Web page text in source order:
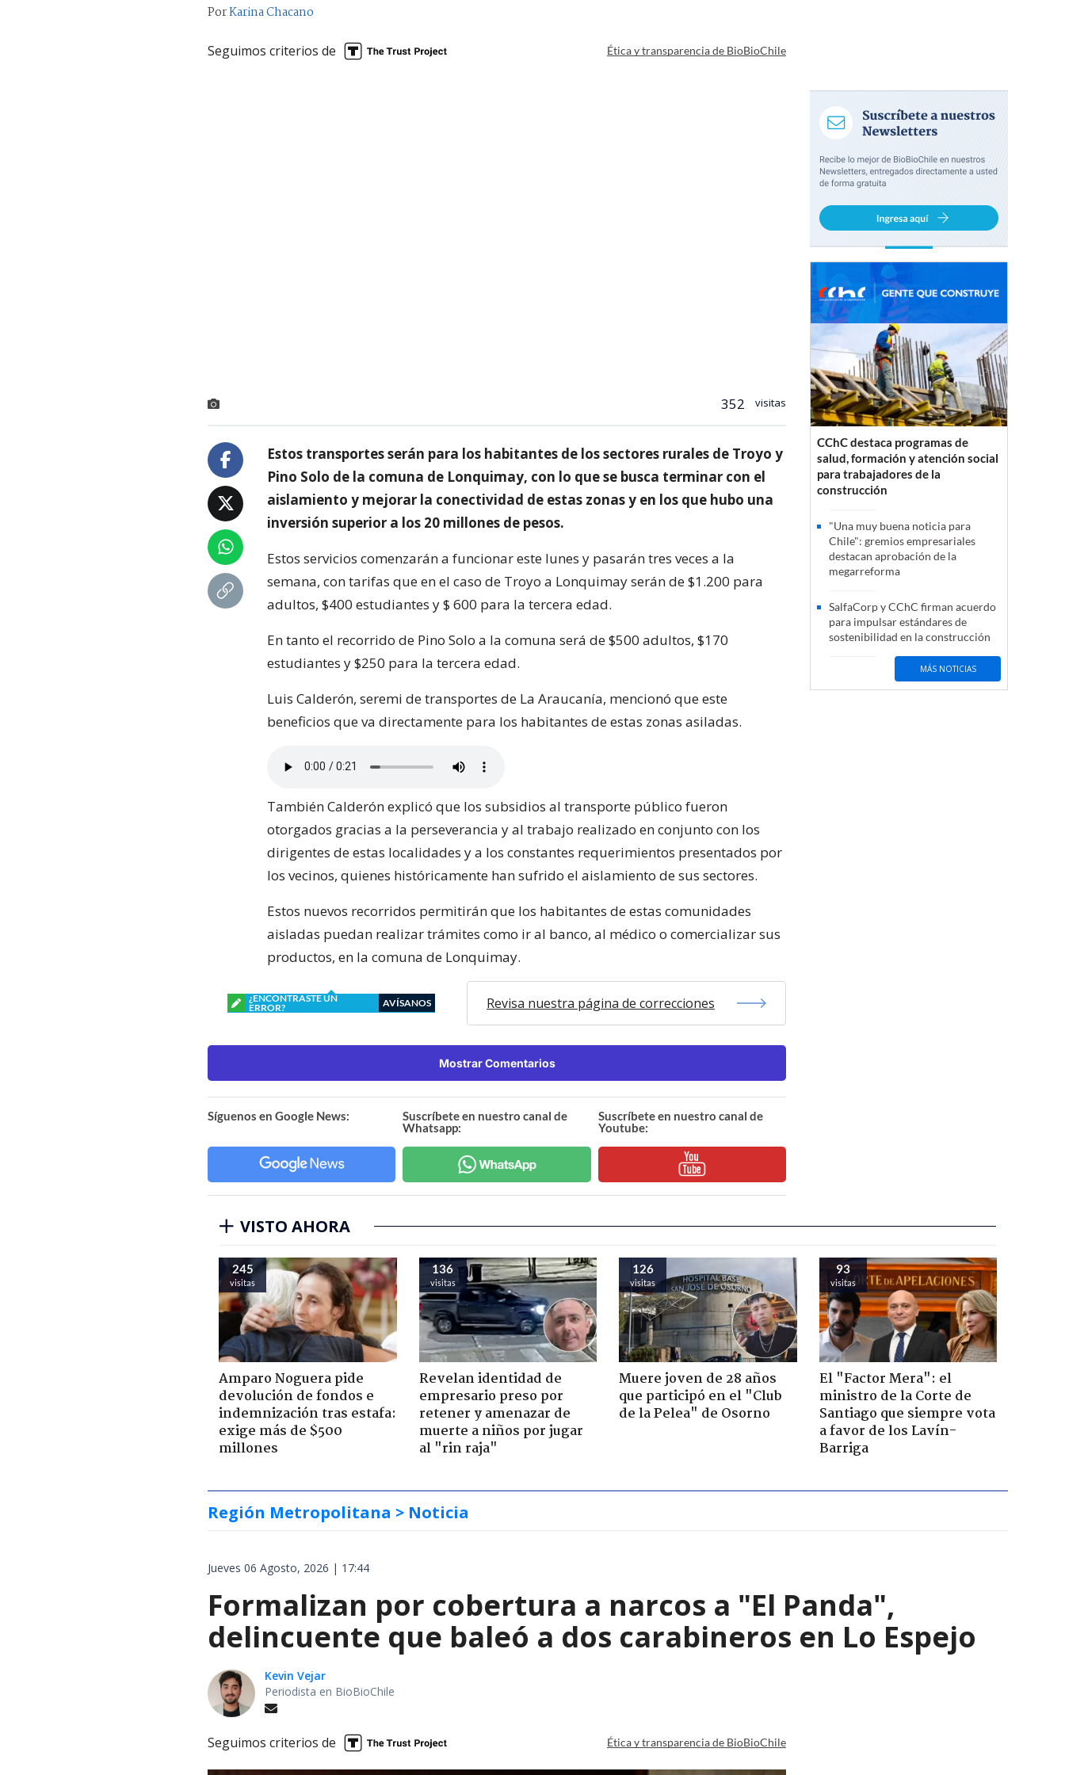
PorKarina Chacano
Seguimos criterios de Ética y transparencia de BioBioChile
352 visitas
Estos transportes serán para los habitantes de los sectores rurales de Troyo y
Pino Solo de la comuna de Lonquimay, con lo que se busca terminar con el
aislamiento y mejorar la conectividad de estas zonas y en los que hubo una
inversión superior a los 20 millones de pesos.
Estos servicios comenzarán a funcionar este lunes y pasarán tres veces a la
semana, con tarifas que en el caso de Troyo a Lonquimay serán de $1.200 para
adultos, $400 estudiantes y $ 600 para la tercera edad.
En tanto el recorrido de Pino Solo a la comuna será de $500 adultos, $170
estudiantes y $250 para la tercera edad.
Luis Calderón, seremi de transportes de La Araucanía, mencionó que este
beneficios que va directamente para los habitantes de estas zonas asiladas.
También Calderón explicó que los subsidios al transporte público fueron
otorgados gracias a la perseverancia y al trabajo realizado en conjunto con los
dirigentes de estas localidades y a los constantes requerimientos presentados por
los vecinos, quienes históricamente han sufrido el aislamiento de sus sectores.
Estos nuevos recorridos permitirán que los habitantes de estas comunidades
aisladas puedan realizar trámites como ir al banco, al médico o comercializar sus
productos, en la comuna de Lonquimay.
¿ENCONTRASTE UN
ERROR?
AVÍSANOS Revisa nuestra página de correcciones
Mostrar Comentarios
Síguenos en Google News:
Suscríbete en nuestro canal de
Whatsapp:
Suscríbete en nuestro canal de
Youtube:
CChC destaca programas de
salud, formación y atención social
para trabajadores de la
construcción
"Una muy buena noticia para
Chile": gremios empresariales
destacan aprobación de la
megarreforma
SalfaCorp y CChC firman acuerdo
para impulsar estándares de
sostenibilidad en la construcción
MÁS NOTICIAS
VISTO AHORA
245
visitas
Amparo Noguera pide
devolución de fondos e
indemnización tras estafa:
exige más de $500
millones
136
visitas
Revelan identidad de
empresario preso por
retener y amenazar de
muerte a niños por jugar
al "rin raja"
126
visitas
Muere joven de 28 años
que participó en el "Club
de la Pelea" de Osorno
93
visitas
El "Factor Mera": el
ministro de la Corte de
Santiago que siempre vota
a favor de los Lavín-
Barriga
Región Metropolitana > Noticia
Jueves 06 Agosto, 2026 | 17:44
Formalizan por cobertura a narcos a "El Panda",
delincuente que baleó a dos carabineros en Lo Espejo
Kevin Vejar
Periodista en BioBioChile
Seguimos criterios de Ética y transparencia de BioBioChile